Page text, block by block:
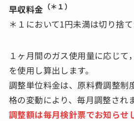
早収料金 （＊１）
＊１において1円未満は切り捨て
１ヶ月間のガス使用量に応じて
を使用し算出します。
調整単位料金は、原料費調整制
格の変動により、毎月調整されま
調整額は毎月検針票でお知らせ